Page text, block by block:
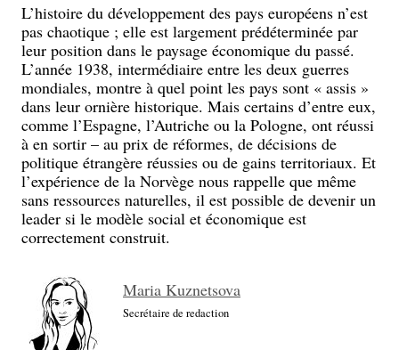
L’histoire du développement des pays européens n’est
pas chaotique ; elle est largement prédéterminée par
leur position dans le paysage économique du passé.
L’année 1938, intermédiaire entre les deux guerres
mondiales, montre à quel point les pays sont « assis »
dans leur ornière historique. Mais certains d’entre eux,
comme l’Espagne, l’Autriche ou la Pologne, ont réussi
à en sortir – au prix de réformes, de décisions de
politique étrangère réussies ou de gains territoriaux. Et
l’expérience de la Norvège nous rappelle que même
sans ressources naturelles, il est possible de devenir un
leader si le modèle social et économique est
correctement construit.
Maria Kuznetsova
Secrétaire de redaction